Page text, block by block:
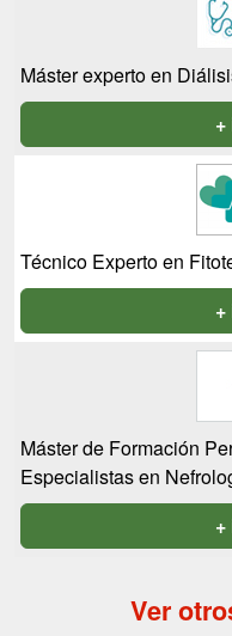
Máster experto en
Técnico Experto en
Máster de Formación
Especialistas en
Ver